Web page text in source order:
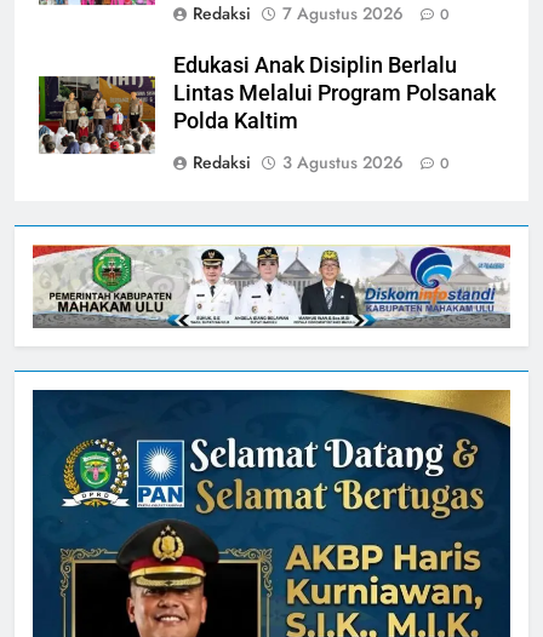
Redaksi
7 Agustus 2026 0
Edukasi Anak Disiplin Berlalu
Lintas Melalui Program Polsanak
Polda Kaltim
Redaksi
3 Agustus 2026 0